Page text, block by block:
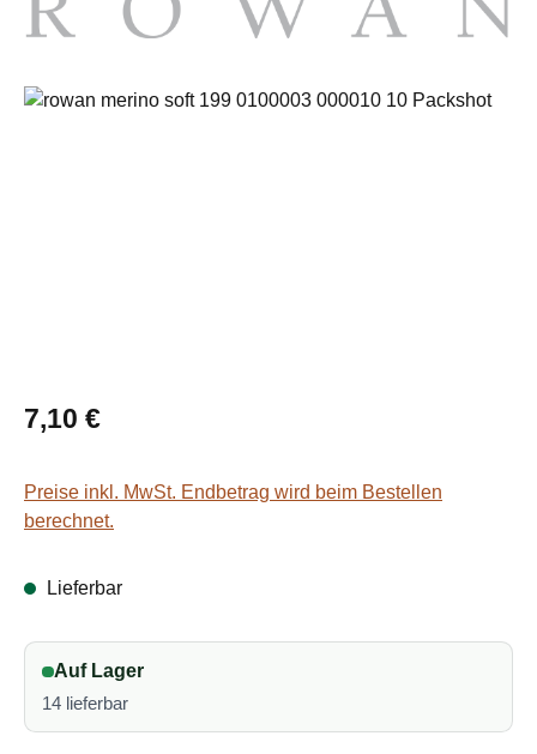
Bildergalerie überspringen
Regulärer Preis:
7,10 €
Preise inkl. MwSt. Endbetrag wird beim Bestellen
berechnet.
Lieferbar
Auf Lager
14 lieferbar